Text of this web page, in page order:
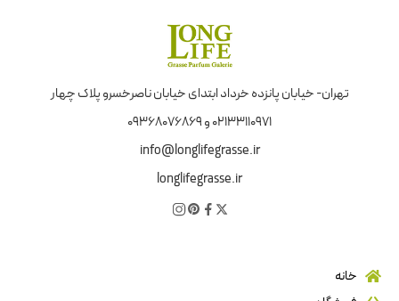
تهران- خیابان پانزده خرداد ابتدای خیابان ناصرخسرو پلاک چهار
02133110971 و 09368076869
info@longlifegrasse.ir
longlifegrasse.ir
خانه